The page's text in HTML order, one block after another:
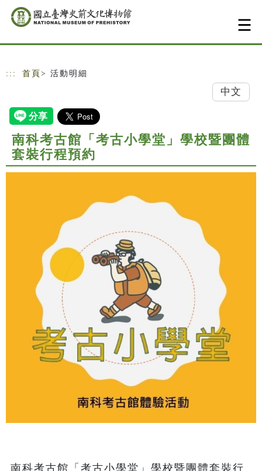
跳到主要內容
網站導覽
::: 首頁 > 活動明細
中文
南科考古館「考古小學堂」學校暨團體
套裝行程預約
南科考古館「考古小學堂」學校暨團體套裝行